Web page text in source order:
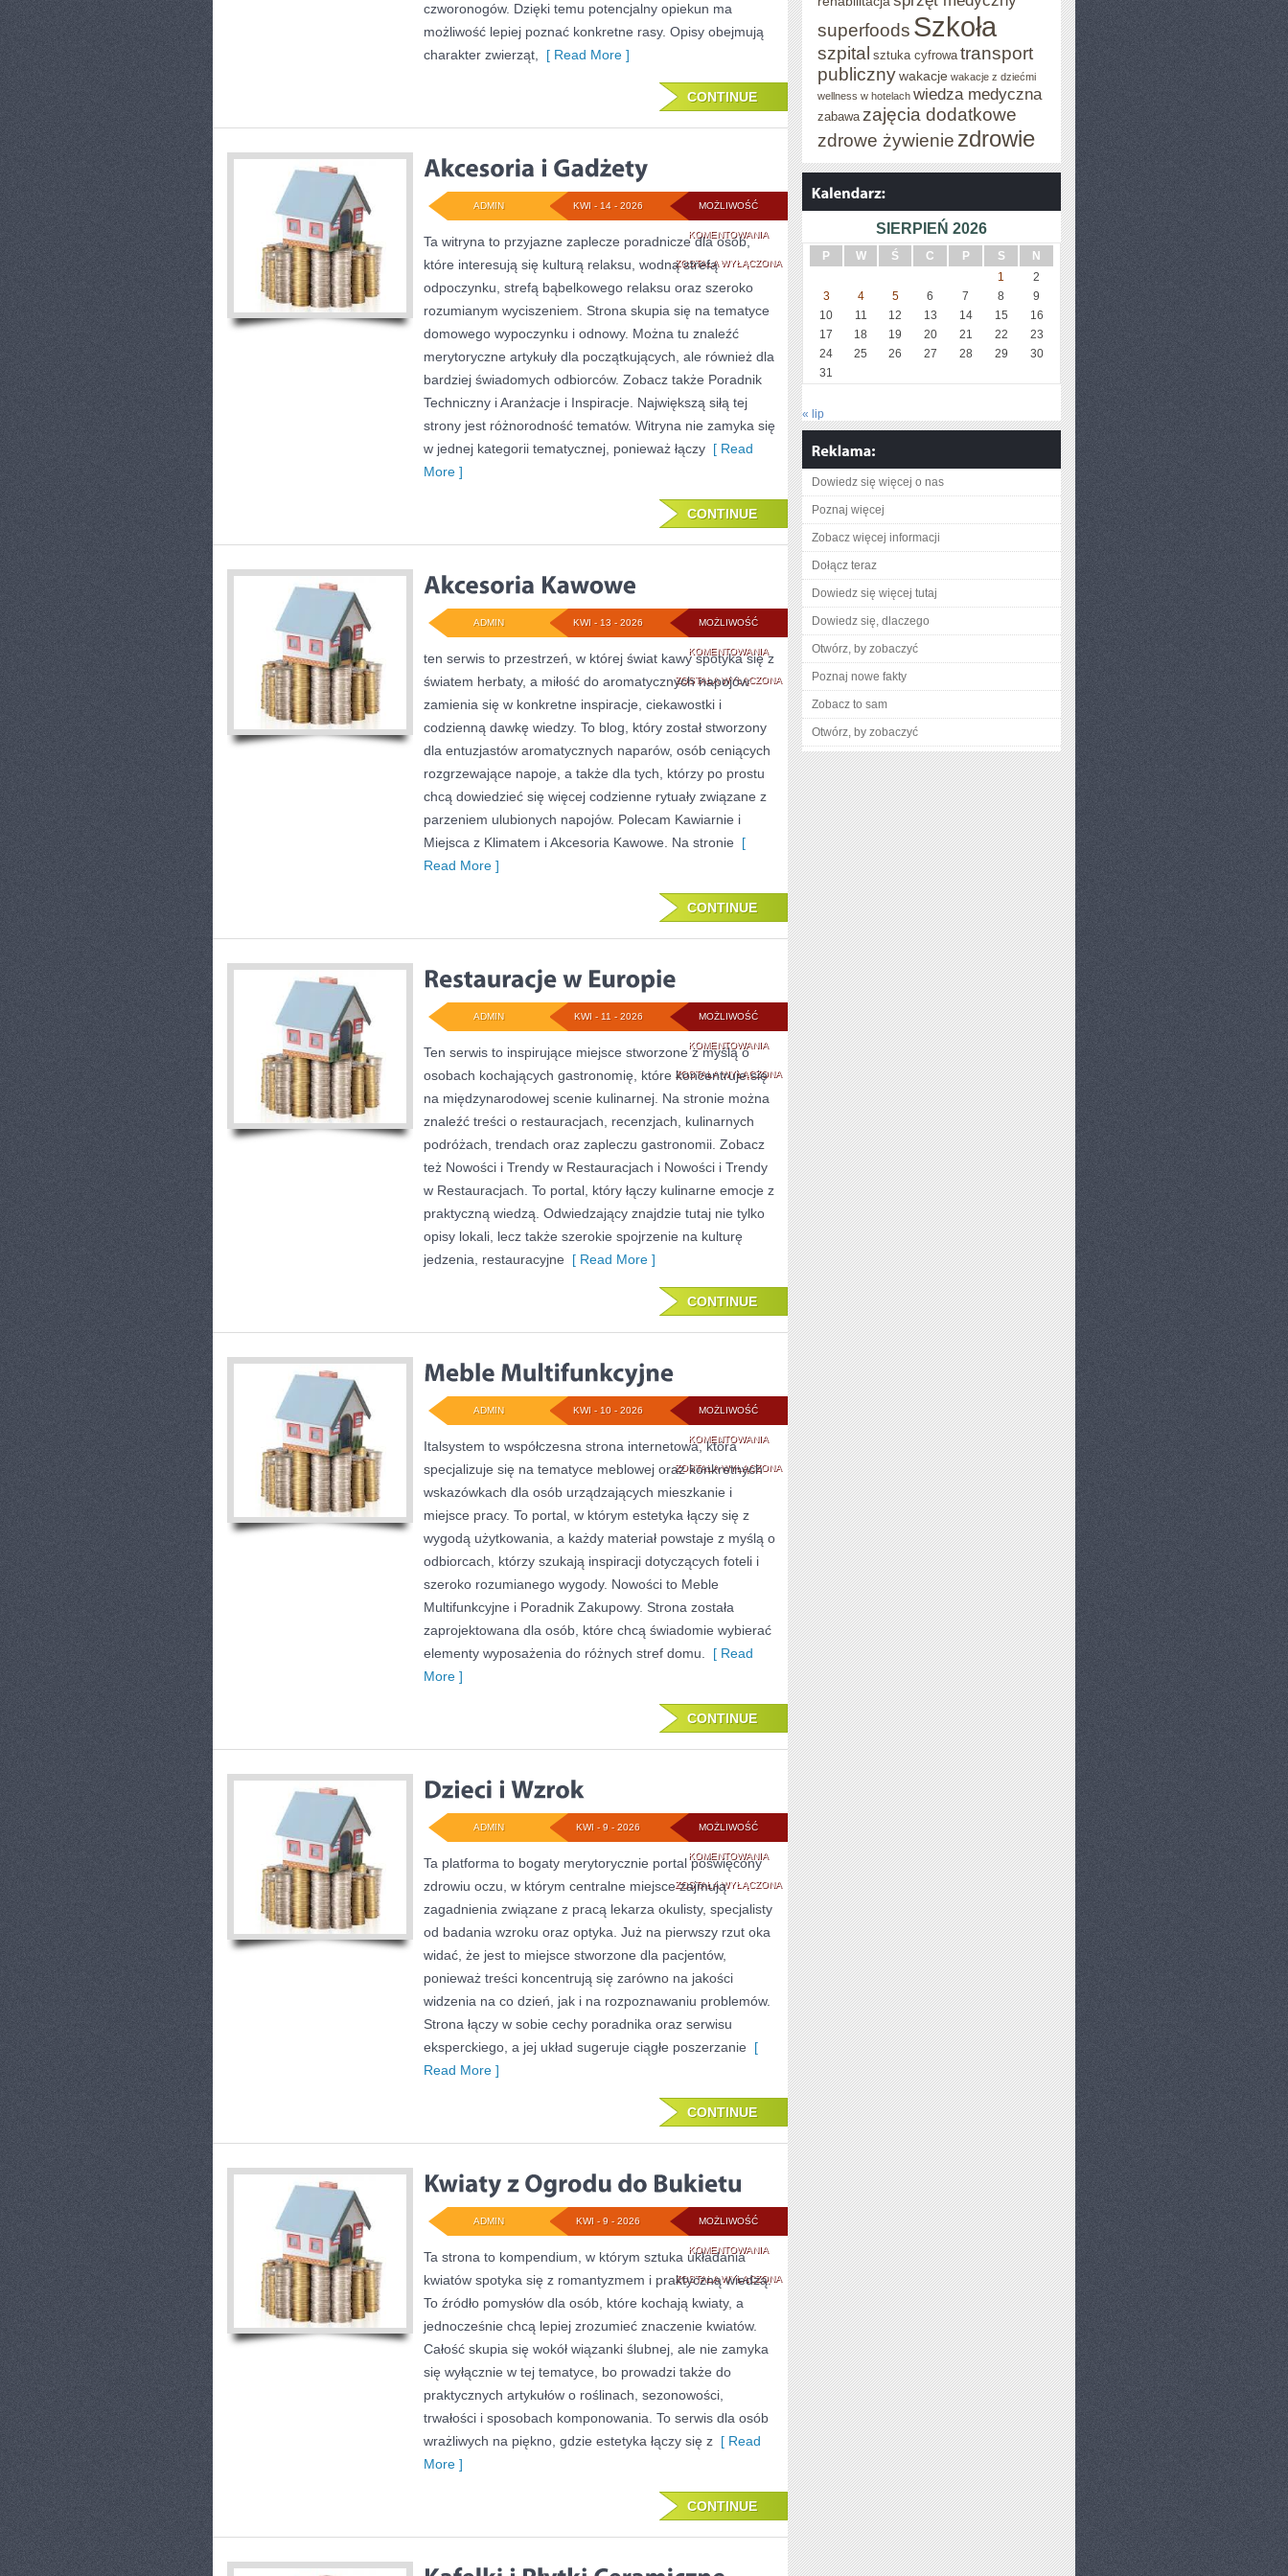
czworonogów. Dzięki temu potencjalny opiekun ma
możliwość lepiej poznać konkretne rasy. Opisy obejmują
charakter zwierząt,
[ Read More ]
CONTINUE
MOŻLIWOŚĆ
KOMENTOWANIAAKCESORIA
I
GADŻETY
ZOSTAŁA WYŁĄCZONA
KWI - 14 - 2026
ADMIN
Ta witryna to przyjazne zaplecze poradnicze dla osób,
które interesują się kulturą relaksu, wodną strefą
odpoczynku, strefą bąbelkowego relaksu oraz szeroko
rozumianym wyciszeniem. Strona skupia się na tematyce
domowego wypoczynku i odnowy. Można tu znaleźć
merytoryczne artykuły dla początkujących, ale również dla
bardziej świadomych odbiorców. Zobacz także Poradnik
Techniczny i Aranżacje i Inspiracje. Największą siłą tej
strony jest różnorodność tematów. Witryna nie zamyka się
w jednej kategorii tematycznej, ponieważ łączy [ Read
More ]
CONTINUE
MOŻLIWOŚĆ
KOMENTOWANIAAKCESORIA
KAWOWE
ZOSTAŁA WYŁĄCZONA
KWI - 13 - 2026
ADMIN
ten serwis to przestrzeń, w której świat kawy spotyka się z
światem herbaty, a miłość do aromatycznych napojów
zamienia się w konkretne inspiracje, ciekawostki i
codzienną dawkę wiedzy. To blog, który został stworzony
dla entuzjastów aromatycznych naparów, osób ceniących
rozgrzewające napoje, a także dla tych, którzy po prostu
chcą dowiedzieć się więcej codzienne rytuały związane z
parzeniem ulubionych napojów. Polecam Kawiarnie i
Miejsca z Klimatem i Akcesoria Kawowe. Na stronie [
Read More ]
CONTINUE
MOŻLIWOŚĆ
KOMENTOWANIARESTAURACJE
W
EUROPIE
ZOSTAŁA WYŁĄCZONA
KWI - 11 - 2026
ADMIN
Ten serwis to inspirujące miejsce stworzone z myślą o
osobach kochających gastronomię, które koncentruje się
na międzynarodowej scenie kulinarnej. Na stronie można
znaleźć treści o restauracjach, recenzjach, kulinarnych
podróżach, trendach oraz zapleczu gastronomii. Zobacz
też Nowości i Trendy w Restauracjach i Nowości i Trendy
w Restauracjach. To portal, który łączy kulinarne emocje z
praktyczną wiedzą. Odwiedzający znajdzie tutaj nie tylko
opisy lokali, lecz także szerokie spojrzenie na kulturę
jedzenia, restauracyjne [ Read More ]
CONTINUE
MOŻLIWOŚĆ
KOMENTOWANIAMEBLE
MULTIFUNKCYJNE
ZOSTAŁA WYŁĄCZONA
KWI - 10 - 2026
ADMIN
Italsystem to współczesna strona internetowa, która
specjalizuje się na tematyce meblowej oraz konkretnych
wskazówkach dla osób urządzających mieszkanie i
miejsce pracy. To portal, w którym estetyka łączy się z
wygodą użytkowania, a każdy materiał powstaje z myślą o
odbiorcach, którzy szukają inspiracji dotyczących foteli i
szeroko rozumianego wygody. Nowości to Meble
Multifunkcyjne i Poradnik Zakupowy. Strona została
zaprojektowana dla osób, które chcą świadomie wybierać
elementy wyposażenia do różnych stref domu.
[ Read
More ]
CONTINUE
MOŻLIWOŚĆ
KOMENTOWANIADZIECI
I
WZROK
ZOSTAŁA WYŁĄCZONA
KWI - 9 - 2026
ADMIN
Ta platforma to bogaty merytorycznie portal poświęcony
zdrowiu oczu, w którym centralne miejsce zajmują
zagadnienia związane z pracą lekarza okulisty, specjalisty
od badania wzroku oraz optyka. Już na pierwszy rzut oka
widać, że jest to miejsce stworzone dla pacjentów,
ponieważ treści koncentrują się zarówno na jakości
widzenia na co dzień, jak i na rozpoznawaniu problemów.
Strona łączy w sobie cechy poradnika oraz serwisu
eksperckiego, a jej układ sugeruje ciągłe poszerzanie [
Read More ]
CONTINUE
MOŻLIWOŚĆ
KOMENTOWANIAKWIATY
Z
OGRODU
BUKIETU
ZOSTAŁA WYŁĄCZONA
KWI - 9 - 2026
ADMIN
Ta strona to kompendium, w którym sztuka układania
kwiatów spotyka się z romantyzmem i praktyczną wiedzą.
To źródło pomysłów dla osób, które kochają kwiaty, a
jednocześnie chcą lepiej zrozumieć znaczenie kwiatów.
Całość skupia się wokół wiązanki ślubnej, ale nie zamyka
się wyłącznie w tej tematyce, bo prowadzi także do
praktycznych artykułów o roślinach, sezonowości,
trwałości i sposobach komponowania. To serwis dla osób
wrażliwych na piękno, gdzie estetyka łączy się z [ Read
More ]
CONTINUE
superfoods Szkoła
szpital sztuka cyfrowa transport
publiczny wakacje wakacje z dziećmi
wellness w hotelach wiedza medyczna
zabawa zajęcia dodatkowe
zdrowe żywienie zdrowie
SIERPIEŃ 2026
P W Ś C P S
N
1
2
3
4 5 6 7 8
9
10
11 12 13 14 15
16
17
18 19 20 21 22
23
24
25 26 27 28 29
30
31
« lip
Dowiedz się więcej o nas
Poznaj więcej
Zobacz więcej informacji
Dołącz teraz
Dowiedz się więcej tutaj
Dowiedz się, dlaczego
Otwórz, by zobaczyć
Poznaj nowe fakty
Zobacz to sam
Otwórz, by zobaczyć